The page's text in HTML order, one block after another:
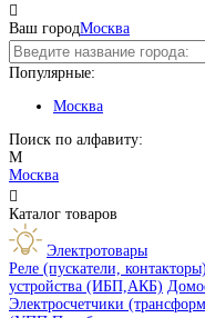

Ваш городМосква
Популярные:
Москва
Поиск по алфавиту:
М
Москва

Каталог товаров
Электротовары
Реле (пускатели, контакторы)
устройства (ИБП,АКБ)
Электросчетчики